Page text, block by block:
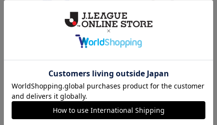
ランドリーバッグ
1,870円
MFBトートバッグ
12,100円